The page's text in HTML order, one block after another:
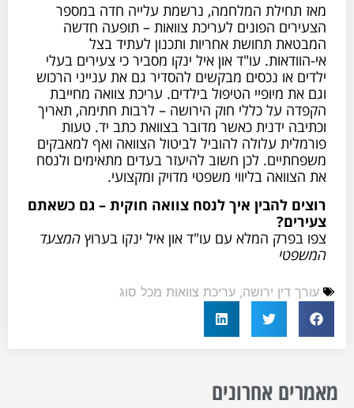
מאז תחילת המלחמה, נרשמת עלייה חדה במספר
הצעירים הפונים לעריכת צוואות – תופעה חדשה
המבטאת תחושת אחריות ותכנון לעתיד בצל
אי-הוודאות. עו"ד און איל ינקו מסביר כי צעירים בעלי
ילדים או נכסים מבקשים להסדיר גם את ענייני הרכוש
וגם את מיופיי הטיפול בילדים. עריכת צוואה מחייבת
הקפדה על כללי חוק הירושה – לרבות חתימה, תאריך
וכתיבה ידנית כאשר מדובר בצוואת כתב יד. טעות
פורמלית עלולה להוביל לביטול הצוואה ואף למאבקים
משפחתיים. לכן חשוב להיעזר בעדים מתאימים ולנסח
את הצוואה בליווי משפטי מדויק ומקצועי.
רוצים להבין איך לנסח צוואה חוקית – גם כשאתם
צעירים?
צפו בפרק המלא עם עו"ד און איל ינקו בערוץ המצעד
המשפטי
עורך דין ירושה, עריכת צוואות מכל סוג
מאמרים אחרונים